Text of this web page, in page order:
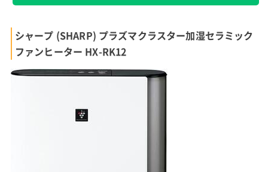
シャープ (SHARP) プラズマクラスター加湿セラミック
ファンヒーター HX-RK12